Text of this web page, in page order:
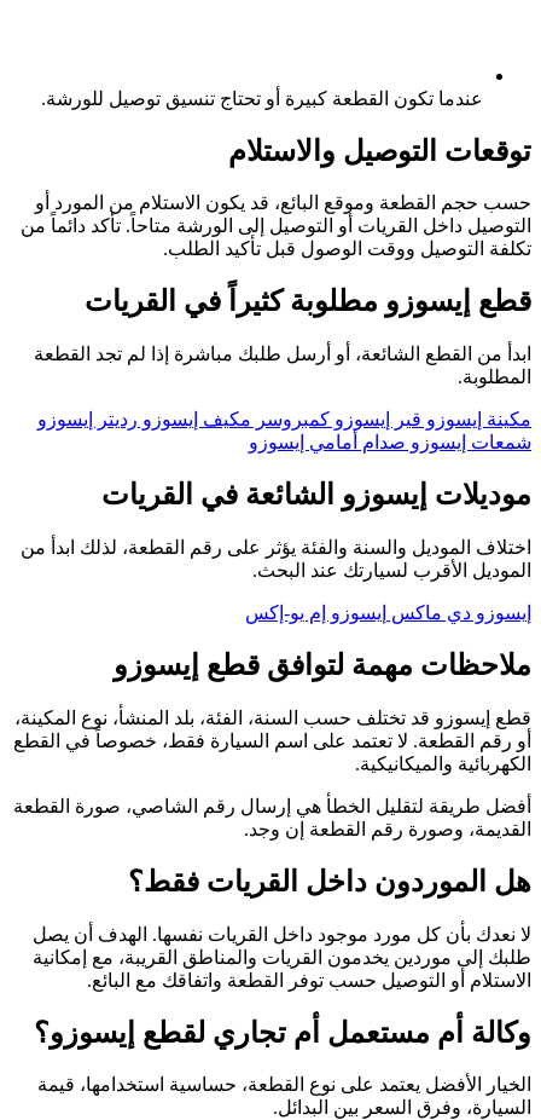
عندما تكون القطعة كبيرة أو تحتاج تنسيق توصيل للورشة.
توقعات التوصيل والاستلام
حسب حجم القطعة وموقع البائع، قد يكون الاستلام من المورد أو
التوصيل داخل القريات أو التوصيل إلى الورشة متاحاً. تأكد دائماً من
تكلفة التوصيل ووقت الوصول قبل تأكيد الطلب.
قطع إيسوزو مطلوبة كثيراً في القريات
ابدأ من القطع الشائعة، أو أرسل طلبك مباشرة إذا لم تجد القطعة
المطلوبة.
مكينة إيسوزو قير إيسوزو كمبروسر مكيف إيسوزو رديتر إيسوزو
شمعات إيسوزو صدام أمامي إيسوزو
موديلات إيسوزو الشائعة في القريات
اختلاف الموديل والسنة والفئة يؤثر على رقم القطعة، لذلك ابدأ من
الموديل الأقرب لسيارتك عند البحث.
إيسوزو دي ماكس إيسوزو إم يو-إكس
ملاحظات مهمة لتوافق قطع إيسوزو
قطع إيسوزو قد تختلف حسب السنة، الفئة، بلد المنشأ، نوع المكينة،
أو رقم القطعة. لا تعتمد على اسم السيارة فقط، خصوصاً في القطع
الكهربائية والميكانيكية.
أفضل طريقة لتقليل الخطأ هي إرسال رقم الشاصي، صورة القطعة
القديمة، وصورة رقم القطعة إن وجد.
هل الموردون داخل القريات فقط؟
لا نعدك بأن كل مورد موجود داخل القريات نفسها. الهدف أن يصل
طلبك إلى موردين يخدمون القريات والمناطق القريبة، مع إمكانية
الاستلام أو التوصيل حسب توفر القطعة واتفاقك مع البائع.
وكالة أم مستعمل أم تجاري لقطع إيسوزو؟
الخيار الأفضل يعتمد على نوع القطعة، حساسية استخدامها، قيمة
السيارة، وفرق السعر بين البدائل.